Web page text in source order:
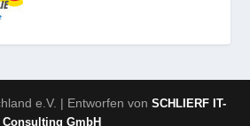
e.V. | Entworfen von SCHLIERF IT-
Consulting GmbH